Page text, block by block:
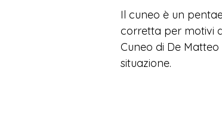
Il cuneo è un
corretta per motivi
Cuneo di De
situazione.